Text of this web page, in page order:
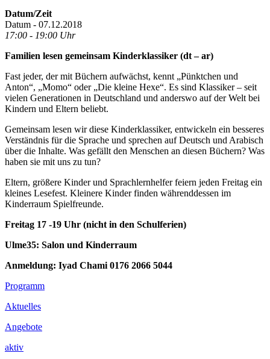
Datum/Zeit
Datum - 07.12.2018
17:00 - 19:00 Uhr
Familien lesen gemeinsam Kinderklassiker (dt – ar)
Fast jeder, der mit Büchern aufwächst, kennt „Pünktchen und
Anton“, „Momo“ oder „Die kleine Hexe“. Es sind Klassiker – seit
vielen Generationen in Deutschland und anderswo auf der Welt bei
Kindern und Eltern beliebt.
Gemeinsam lesen wir diese Kinderklassiker, entwickeln ein besseres
Verständnis für die Sprache und sprechen auf Deutsch und Arabisch
über die Inhalte. Was gefällt den Menschen an diesen Büchern? Was
haben sie mit uns zu tun?
Eltern, größere Kinder und Sprachlernhelfer feiern jeden Freitag ein
kleines Lesefest. Kleinere Kinder finden währenddessen im
Kinderraum Spielfreunde.
Freitag 17 -19 Uhr (nicht in den Schulferien)
Ulme35: Salon und Kinderraum
Anmeldung: Iyad Chami 0176 2066 5044
Footer
Inhalt
Programm
Aktuelles
Angebote
aktiv